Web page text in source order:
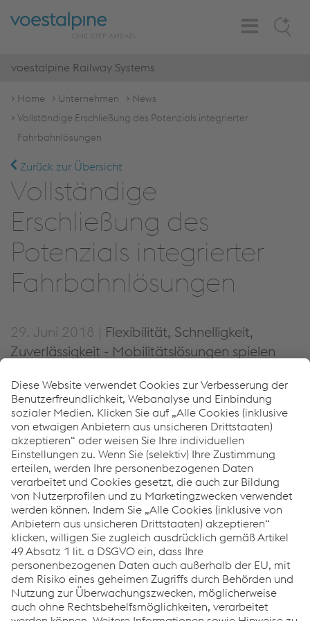
Search
Toggle
Navigation
voestalpine Railway Systems
Home Unternehmen
News
Vollständige Erschließung des Potenzials integrierter
Fahrbahnlösungen
Zurück zur Übersicht
Vollständige
Erschließung des
Potenzials integrierter
Fahrbahnlösungen
29. Juni 2018 | Flexibilität, Schnelligkeit,
Zuverlässigkeit - Mobilitätslösungen spielen
Wirtschaft und den Einzelnen. Sie werden sich
sowohl im Personenverkehr als auch im B2B-
Bereich entscheidend verändern. Für Global
Railway Review erläutert voestalpine Railway
Systems, dass die 24/7-Systemverfügbarkeit
die Lösung ist.
Global Railway Review - Fully tapping the potential of
integrated tracksolutions PDF | 819 KB